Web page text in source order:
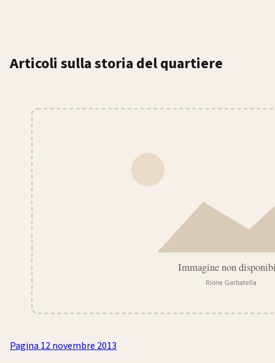
Articoli sulla storia del quartiere
Pagina 12 novembre 2013